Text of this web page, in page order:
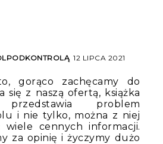
12 LIPCA 2021
gorąco zachęcamy do
się z naszą ofertą, książka
przedstawia problem
i nie tylko, można z niej
wiele cennych informacji.
za opinię i życzymy dużo